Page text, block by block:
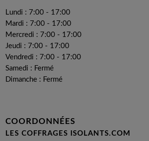
Lundi : 7:00 - 17:00
Mardi : 7:00 - 17:00
Mercredi : 7:00 - 17:00
Jeudi : 7:00 - 17:00
Vendredi : 7:00 - 17:00
Samedi : Fermé
Dimanche : Fermé
COORDONNÉES
LES COFFRAGES ISOLANTS.COM